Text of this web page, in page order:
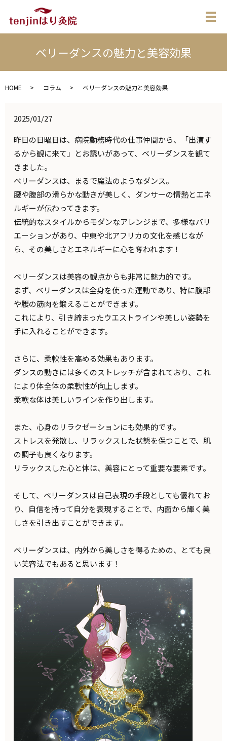
メ
ベリーダンスの魅力と美容効果
HOME コラム ベリーダンスの魅力と美容効果
2025/01/27
昨日の日曜日は、病院勤務時代の仕事仲間から、「出演す
るから観に来て」とお誘いがあって、ベリーダンスを観て
きました。
ベリーダンスは、まるで魔法のようなダンス。
腰や腹部の滑らかな動きが美しく、ダンサーの情熱とエネ
ルギーが伝わってきます。
伝統的なスタイルからモダンなアレンジまで、多様なバリ
エーションがあり、中東や北アフリカの文化を感じなが
ら、その美しさとエネルギーに心を奪われます！
ベリーダンスは美容の観点からも非常に魅力的です。
まず、ベリーダンスは全身を使った運動であり、特に腹部
や腰の筋肉を鍛えることができます。
これにより、引き締まったウエストラインや美しい姿勢を
手に入れることができます。
さらに、柔軟性を高める効果もあります。
ダンスの動きには多くのストレッチが含まれており、これ
により体全体の柔軟性が向上します。
柔軟な体は美しいラインを作り出します。
また、心身のリラクゼーションにも効果的です。
ストレスを発散し、リラックスした状態を保つことで、肌
の調子も良くなります。
リラックスした心と体は、美容にとって重要な要素です。
そして、ベリーダンスは自己表現の手段としても優れてお
り、自信を持って自分を表現することで、内面から輝く美
しさを引き出すことができます。
ベリーダンスは、内外から美しさを得るための、とても良
い美容法でもあると思います！